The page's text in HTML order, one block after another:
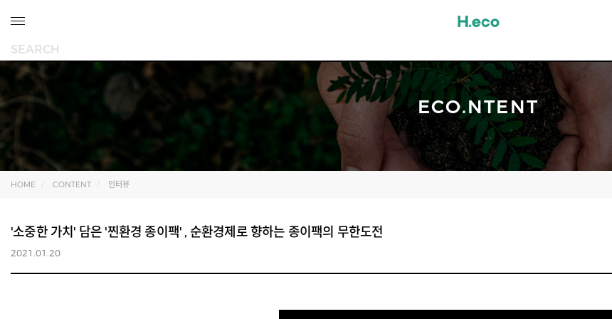
ECO.NTENT
HOME CONTENT 인터뷰
'소중한 가치' 담은 '찐환경 종이팩' , 순환경제로 향하는 종이팩의 무한도전
2021.01.20